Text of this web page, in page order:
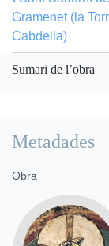
Gramenet (la
Cabdella)
Sumari de l’obra
Metadades
Obra